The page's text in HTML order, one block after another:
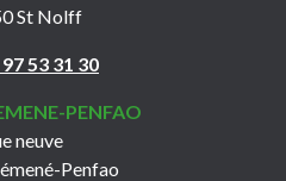
St Nolff
53 31 30
PENFAO
neuve
Penfao